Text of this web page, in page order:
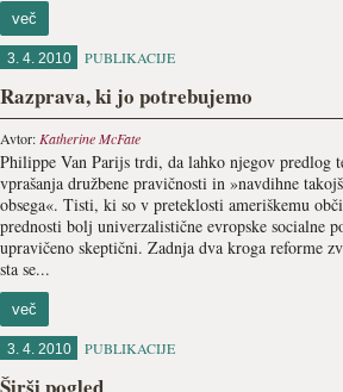
več
3. 4. 2010 PUBLIKACIJE
Razprava, ki jo potrebujemo
Avtor: Katherine McFate
Philippe Van Parijs trdi, da lahko njegov predlog
vprašanja družbene pravičnosti in »navdihne
obsega«. Tisti, ki so v preteklosti ameriškemu
prednosti bolj univerzalistične evropske socialne
upravičeno skeptični. Zadnja dva kroga reforme
sta se...
več
3. 4. 2010 PUBLIKACIJE